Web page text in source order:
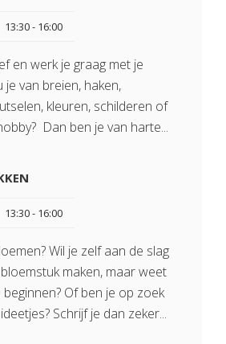
13:30 - 16:00
en werk je graag met je
je van breien, haken,
kleuren, schilderen of
Dan ben je van harte...
13:30 - 16:00
Wil je zelf aan de slag
maken, maar weet
Of ben je op zoek
Schrijf je dan zeker...